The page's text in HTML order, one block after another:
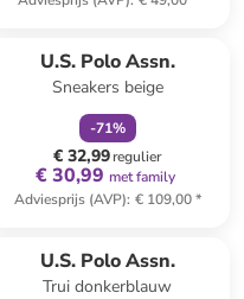
U.S. Polo Assn.
Sneakers beige
-71%
€ 32,99regulier
€ 30,99 met family
Adviesprijs (AVP): € 109,00*
U.S. Polo Assn.
Trui donkerblauw